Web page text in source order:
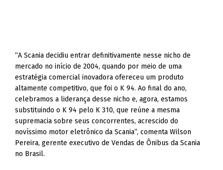
“A Scania decidiu entrar definitivamente nesse nicho de
mercado no início de 2004, quando por meio de uma
estratégia comercial inovadora ofereceu um produto
altamente competitivo, que foi o K 94. Ao final do ano,
celebramos a liderança desse nicho e, agora, estamos
substituindo o K 94 pelo K 310, que reúne a mesma
supremacia sobre seus concorrentes, acrescido do
novíssimo motor eletrônico da Scania”, comenta Wilson
Pereira, gerente executivo de Vendas de Ônibus da Scania
no Brasil.